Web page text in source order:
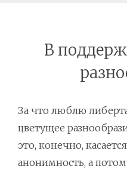
В
За что люблю
цветущее
это, конечно,
анонимность, а